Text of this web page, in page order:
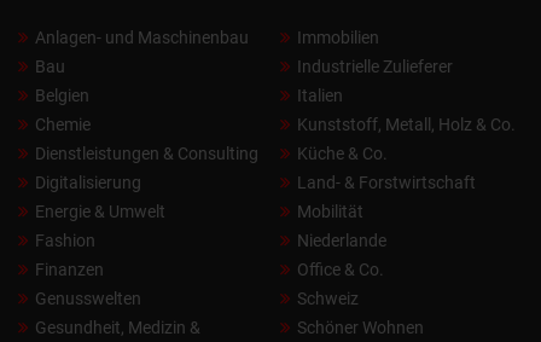
Anlagen- und Maschinenbau
Bau
Belgien
Chemie
Dienstleistungen & Consulting
Digitalisierung
Energie & Umwelt
Fashion
Finanzen
Genusswelten
Gesundheit, Medizin &
Immobilien
Industrielle Zulieferer
Italien
Kunststoff, Metall, Holz & Co.
Küche & Co.
Land- & Forstwirtschaft
Mobilität
Niederlande
Office & Co.
Schweiz
Schöner Wohnen